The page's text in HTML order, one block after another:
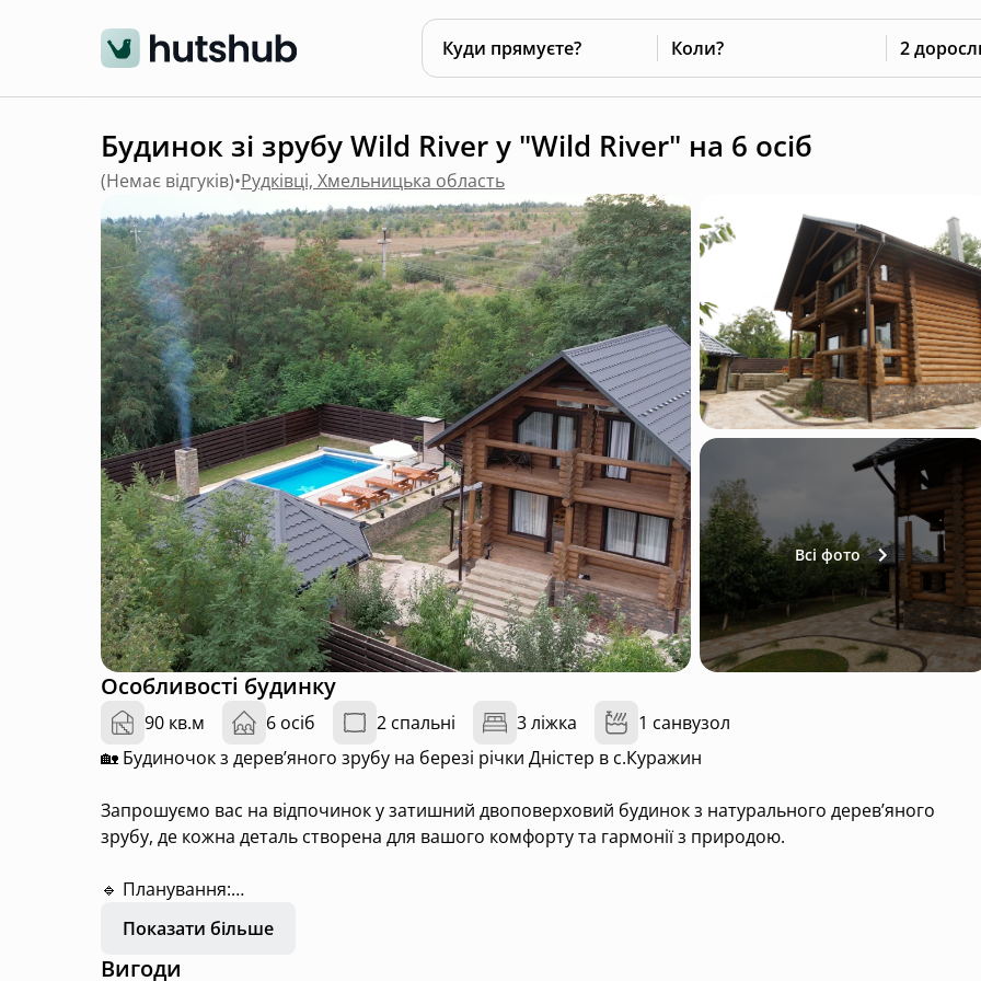
Куди прямуєте? Коли? 2
Будинок зі зрубу Wild River у "Wild River" на 6 осіб
(Немає відгуків)•Рудківці, Хмельницька область
Всі фото
Особливості будинку
90 кв.м 6 осіб 2 спальні 3 ліжка
1 санвузол
🏡 Будиночок з деревʼяного зрубу на березі річки Дністер в с.Куражин
Запрошуємо вас на відпочинок у затишний двоповерховий будинок з натурального деревʼяного
зрубу, де кожна деталь створена для вашого комфорту та гармонії з природою.
🔹 Планування:
• 2 просторі спальні з натуральним дерев’яним оздобленням, якісною постільною білизною та видом
на природу;
• Затишна кухня-студія з сучасною технікою, обідньою зоною та зручною мʼякою частиною для
Показати більше
Вигоди